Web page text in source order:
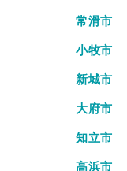
常滑市
小牧市
新城市
大府市
知立市
高浜市